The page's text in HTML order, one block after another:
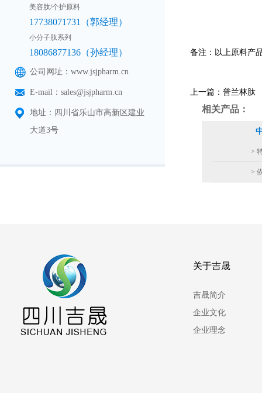
美容肽/个护原料
17738071731（郭经理）
小分子肽系列
18086877136（孙经理）
公司网址：www.jsjpharm.cn
E-mail：sales@jsjpharm.cn
地址：四川省乐山市高新区建业
大道3号
备注：以上原料产
上一篇： 普兰林肽
相关产品：
>
>
关于吉晟
吉晟简介
企业文化
企业理念